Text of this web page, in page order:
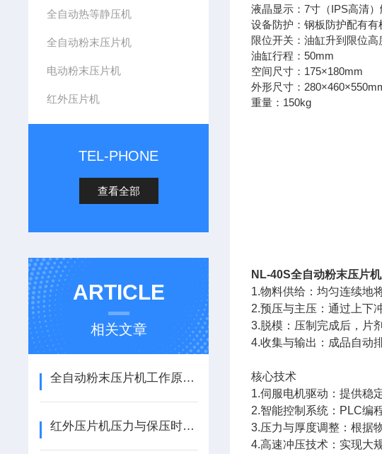
全自动热等静压机
全自动粉末压片机
电动粉末压片机
红外压片机
TEL-PHONE
查看全部
ARTICLE
相关文章
全自动粉末压片机工作原理与操作维护技术详解
红外压片机压力与保压时间对透光率的影响研究
液晶显示：7寸（IPS高清
设备防护：钢板防护配有有
限位开关：油缸升到限位高
油缸行程：50mm
空间尺寸：175×180mm
外形尺寸：
重量：150kg
NL-40S全自动粉末压片机
1.物料供给：均匀连续地
2.预压与主压：通过上下
3.脱模：压制完成后，片
4.收集与输出：成品自动
核心技术
1.伺服电机驱动：提供稳
2.智能控制系统：PLC编
3.压力与厚度调整：根据
4.高速冲压技术：实现大